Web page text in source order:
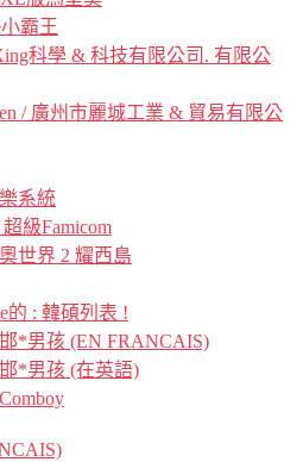
霸王
科學 & 科技有限公司. 有限公
/ 廣州市麗城工業 & 貿易有限公
系統
級Famicom
世界 2 耀西島
的 : 韓碩列表 !
*男孩 (EN FRANCAIS)
*男孩 (在英語)